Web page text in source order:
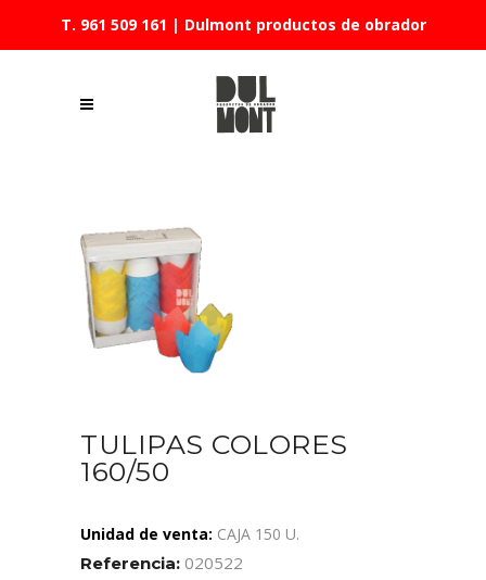
T. 961 509 161 | Dulmont productos de obrador
TULIPAS COLORES
160/50
Unidad de venta: CAJA 150 U.
Referencia: 020522